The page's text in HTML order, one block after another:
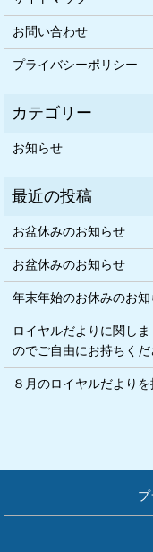
お問い合わせ
プライバシーポリシー
お知らせ
お盆休みのお知らせ
お盆休みのお知らせ
年末年始のお休みのお知
ロイヤルだよりに関し
のでご自由にお持ちくだ
８月のロイヤルだより